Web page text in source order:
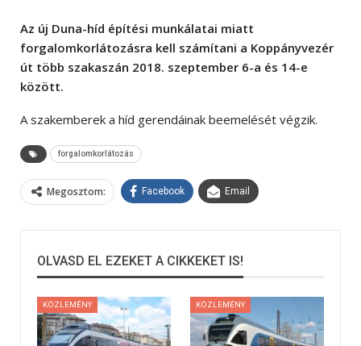
Az új Duna-híd építési munkálatai miatt
forgalomkorlátozásra kell számítani a Koppányvezér
út több szakaszán 2018. szeptember 6-a és 14-e
között.
A szakemberek a híd gerendáinak beemelését végzik.
forgalomkorlátozás
Megosztom: Facebook Email
OLVASD EL EZEKET A CIKKEKET IS!
KÖZLEMÉNY KÖZLEMÉNY